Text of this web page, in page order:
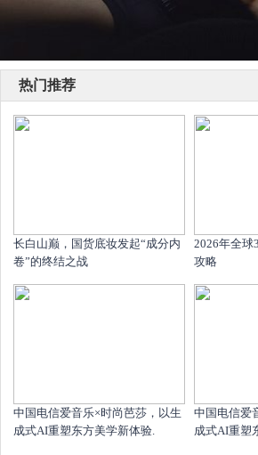
热门推荐
长白山巅，国货底妆发起“成分内
卷”的终结之战
2026年全球
攻略
中国电信爱音乐×时尚芭莎，以生
成式AI重塑东方美学新体验.
中国电信爱
成式AI重塑